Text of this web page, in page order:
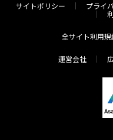
サイトポリシー プライ
全サイト利用規
運営会社